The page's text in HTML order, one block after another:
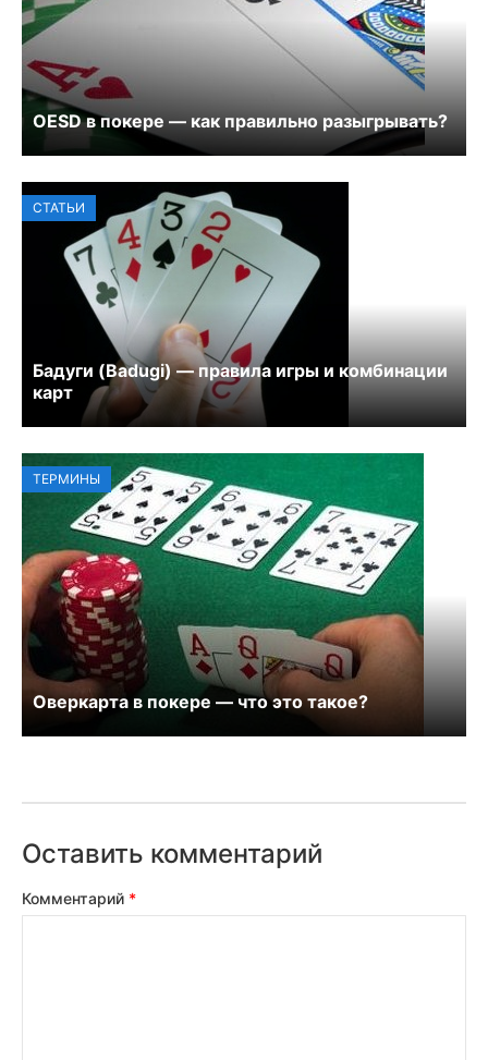
OESD в покере — как правильно разыгрывать?
СТАТЬИ
Бадуги (Badugi) — правила игры и комбинации
карт
ТЕРМИНЫ
Оверкарта в покере — что это такое?
Оставить комментарий
Комментарий *